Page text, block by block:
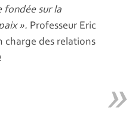
fondée sur la
». Professeur Eric
charge des relations